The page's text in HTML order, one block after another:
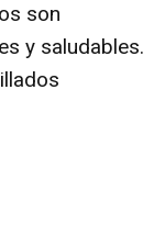
son
y saludables.